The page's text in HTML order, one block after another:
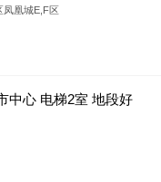
区 -荆州区凤凰城E,F区
中心 电梯2室 地段好